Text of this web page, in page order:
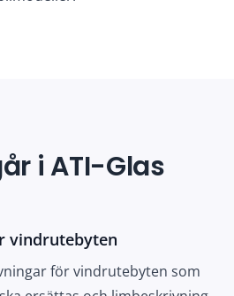
i ATI-Glas
vindrutebyten
för vindrutebyten som